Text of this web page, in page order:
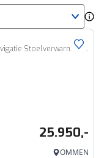
EV GS 44kWh 113PK Automaat, Rijklaarprijs Navigatie Stoelverwarming Camera Lichtmetalen wielen DAB+
25.950,-
OMMEN